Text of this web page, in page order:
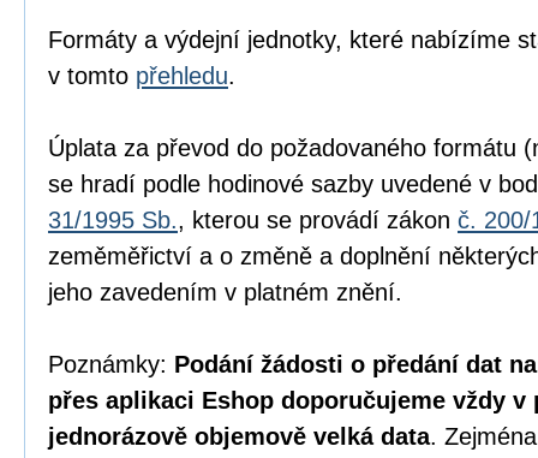
Formáty a výdejní jednotky, které nabízíme
v tomto přehledu.
Úplata za převod do požadovaného formátu
se hradí podle hodinové sazby uvedené v
31/1995 Sb., kterou se provádí zákon č. 200/
zeměměřictví a o změně a doplnění
jeho zavedením v platném znění.
Poznámky: Podání žádosti o předání dat
přes aplikaci Eshop doporučujeme vždy
jednorázově objemově velká data.